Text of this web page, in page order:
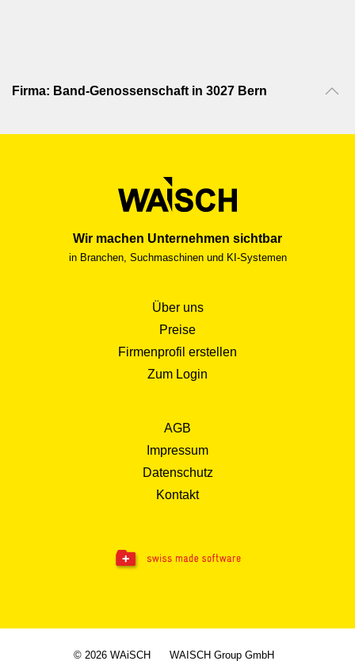
Firma: Band-Genossenschaft in 3027 Bern
Wir machen Unternehmen sichtbar
in Branchen, Suchmaschinen und KI-Systemen
Über uns
Preise
Firmenprofil erstellen
Zum Login
AGB
Impressum
Datenschutz
Kontakt
© 2026 WAiSCH WAISCH Group GmbH